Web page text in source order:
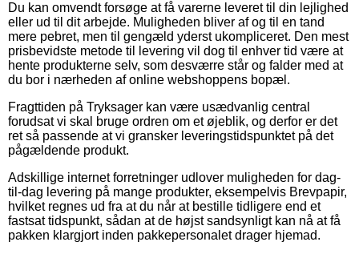
Du kan omvendt forsøge at få varerne leveret til din lejlighed
eller ud til dit arbejde. Muligheden bliver af og til en tand
mere pebret, men til gengæld yderst ukompliceret. Den mest
prisbevidste metode til levering vil dog til enhver tid være at
hente produkterne selv, som desværre står og falder med at
du bor i nærheden af online webshoppens bopæl.
Fragttiden på Tryksager kan være usædvanlig central
forudsat vi skal bruge ordren om et øjeblik, og derfor er det
ret så passende at vi gransker leveringstidspunktet på det
pågældende produkt.
Adskillige internet forretninger udlover muligheden for dag-
til-dag levering på mange produkter, eksempelvis Brevpapir,
hvilket regnes ud fra at du når at bestille tidligere end et
fastsat tidspunkt, sådan at de højst sandsynligt kan nå at få
pakken klargjort inden pakkepersonalet drager hjemad.